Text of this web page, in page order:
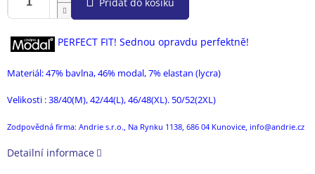
Přidat do košíku
PERFECT FIT! Sednou opravdu perfektně!
Materiál: 47% bavlna, 46% modal, 7% elastan (lycra)
Velikosti : 38/40(M), 42/44(L), 46/48(XL). 50/52(2XL)
Zodpovědná firma: Andrie s.r.o., Na Rynku 1138, 686 04 Kunovice, info@andrie.cz
Detailní informace